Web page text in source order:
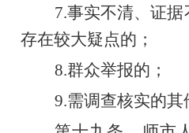
7.事实不清、证
存在较大疑点的；
8.群众举报的 ；
9.需调查核实的其